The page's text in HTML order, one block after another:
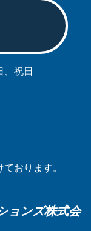
、祝日
おります。
ョンズ株式会